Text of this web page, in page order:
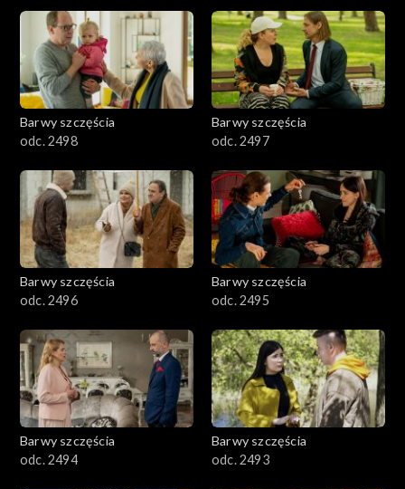
2901-3000
2801–2900
2701–2800
2501–2600
2401–2500
2301–2400
2201–2300
2101–2200
2001–2100
Barwy szczęścia
odc. 2498
Barwy szczęścia
odc. 2497
Barwy szczęścia
odc. 2496
Barwy szczęścia
odc. 2495
Barwy szczęścia
odc. 2494
Barwy szczęścia
odc. 2493